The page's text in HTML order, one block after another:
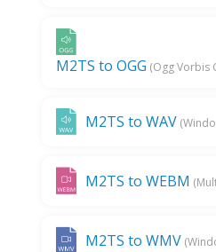
M2TS to OGG (Ogg Vorbis
M2TS to WAV
M2TS to WEBM
M2TS to WMV